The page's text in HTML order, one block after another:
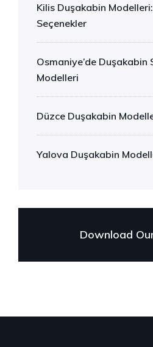
Kilis Duşakabin
Seçenekler
Osmaniye’de Duşakabin
Modelleri
Düzce Duşakabin
Yalova Duşakabin
Download